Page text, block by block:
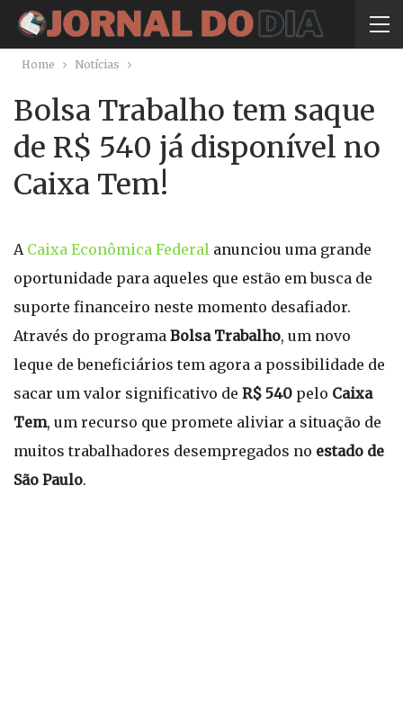
Home Notícias
Bolsa Trabalho tem saque
de R$ 540 já disponível no
Caixa Tem!
A Caixa Econômica Federal anunciou uma grande
oportunidade para aqueles que estão em busca de
suporte financeiro neste momento desafiador.
Através do programa Bolsa Trabalho, um novo
leque de beneficiários tem agora a possibilidade de
sacar um valor significativo de R$ 540 pelo Caixa
Tem, um recurso que promete aliviar a situação de
muitos trabalhadores desempregados no estado de
São Paulo.